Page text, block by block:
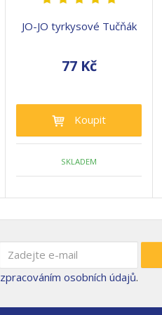
JO-JO tyrkysové Tučňák
77 Kč
Koupit
SKLADEM
zpracováním osobních údajů.